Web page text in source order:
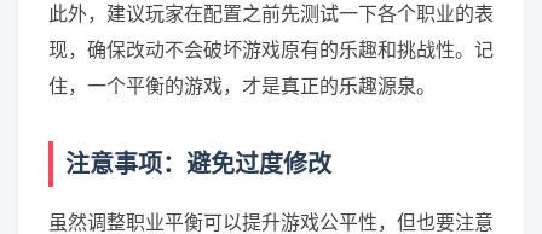
此外，建议玩家在配置之前先测试一下各个职业的表
现，确保改动不会破坏游戏原有的乐趣和挑战性。记
住，一个平衡的游戏，才是真正的乐趣源泉。
注意事项：避免过度修改
虽然调整职业平衡可以提升游戏公平性，但也要注意